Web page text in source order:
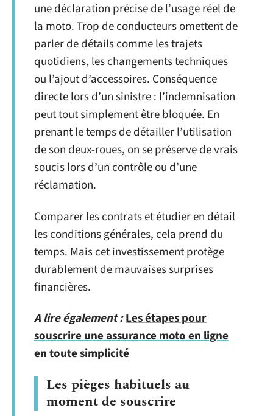
une déclaration précise de l’usage réel de
la moto. Trop de conducteurs omettent de
parler de détails comme les trajets
quotidiens, les changements techniques
ou l’ajout d’accessoires. Conséquence
directe lors d’un sinistre : l’indemnisation
peut tout simplement être bloquée. En
prenant le temps de détailler l’utilisation
de son deux-roues, on se préserve de vrais
soucis lors d’un contrôle ou d’une
réclamation.
Comparer les contrats et étudier en détail
les conditions générales, cela prend du
temps. Mais cet investissement protège
durablement de mauvaises surprises
financières.
A lire également :Les étapes pour
souscrire une assurance moto en ligne
en toute simplicité
Les pièges habituels au
moment de souscrire